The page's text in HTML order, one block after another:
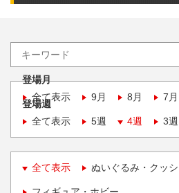
登場月
全て表示
9月 8月 7月
登場週
全て表示
5週 4週 3週
全て表示 ぬいぐるみ・クッ